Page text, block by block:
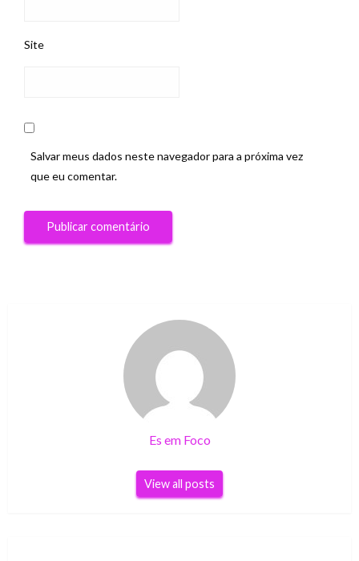
Site
Salvar meus dados neste navegador para a próxima vez
que eu comentar.
Es em Foco
View all posts